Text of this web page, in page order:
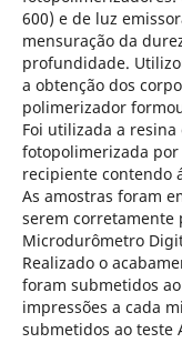
600) e de luz
mensuração da
profundidade.
a obtenção dos
polimerizador
Foi utilizada a resina
fotopolimerizada por
recipiente contendo
As amostras foram
serem corretamente
Microdurômetro
Realizado o
foram submetidos
impressões a cada
submetidos ao teste